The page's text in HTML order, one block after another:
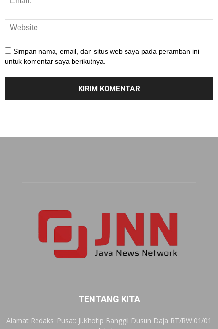
Simpan nama, email, dan situs web saya pada peramban ini
untuk komentar saya berikutnya.
TENTANG KITA
Alamat Redaksi Pusat: Jl.Khotip Banggil Dusun Daja RT/RW.01/01